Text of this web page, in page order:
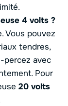
4 volts ?
Vous pouvez
tendres,
percez avec
Pour
20 volts